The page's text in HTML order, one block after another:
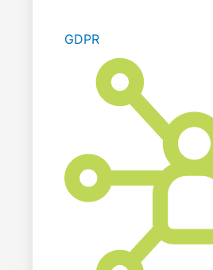
GDPR